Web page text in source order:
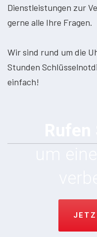
Dienstleistungen zur
gerne alle Ihre Fragen.
Wir sind rund um die
Stunden
einfach!